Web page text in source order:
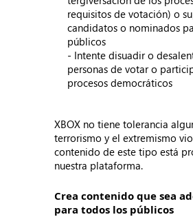
requisitos de votación) o
candidatos o nominados
públicos
- Intente disuadir o
personas de votar o
procesos democráticos
XBOX no tiene tolerancia
terrorismo y el extremismo
contenido de este tipo está
nuestra plataforma.
Crea contenido que sea
para todos los públicos